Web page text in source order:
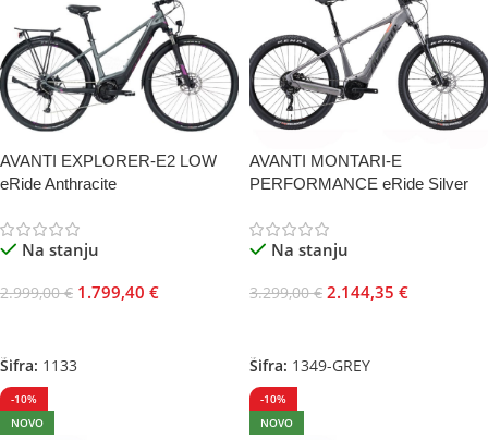
AVANTI EXPLORER-E2 LOW
eRide Anthracite
Na stanju
2.999,00€ 1.799,40 €
Šifra: 1133
AVANTI MONTARI-E
PERFORMANCE eRide Silver
Na stanju
3.299,00€ 2.144,35 €
Šifra: 1349-GREY
-10%
NOVO
-10%
NOVO